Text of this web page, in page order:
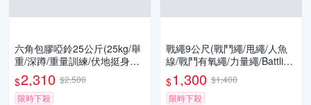
六角包膠啞鈴25公斤(25kg/舉
重/深蹲/重量訓練/伏地挺身器/
肌力訓練/二頭肌/胸肌/GetSpo
rt)
$2,310 $2,500
限時下殺
戰繩9公尺(戰鬥繩/甩繩/人魚
線/戰鬥有氧繩/力量繩/Battling
Ropes/Combat Rope/GetSpo
rt)
$1,300 $1,400
限時下殺